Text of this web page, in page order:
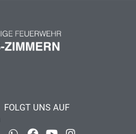
FOLGT UNS AUF